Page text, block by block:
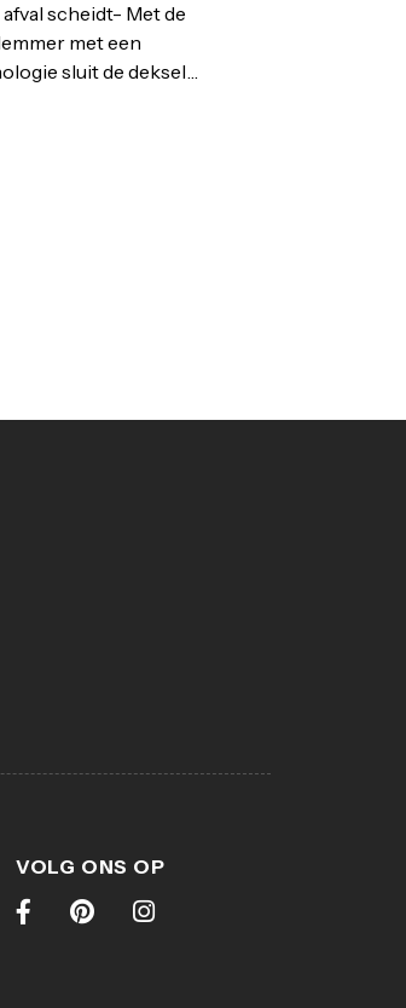
scheidt- Met de
met een
sluit de deksel
batterijen-
VOLG ONS OP